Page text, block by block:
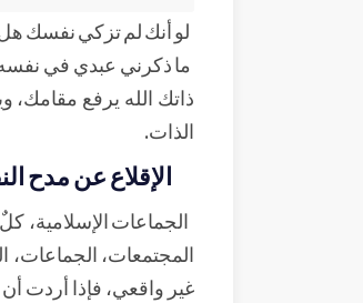
لو أنك لم تزكي نفسك هل
ما ذكرني عبدي في نفسه
ذاتك الله يرفع
الذات.
الإقلاع عن مدح
الجماعات
المجتمعات، الجماعات،
غير واقعي، فإذا أردت